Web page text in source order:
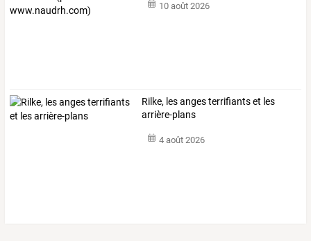
10 août 2026
Rilke, les anges terrifiants et les
arrière-plans
4 août 2026